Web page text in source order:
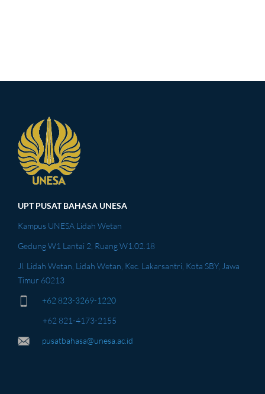
UPT PUSAT BAHASA UNESA
Kampus UNESA Lidah Wetan
Gedung W1 Lantai 2, Ruang W1.02.18
Jl. Lidah Wetan, Lidah Wetan, Kec. Lakarsantri, Kota SBY, Jawa
Timur 60213
+62 823-3269-1220
+62 821-4173-2155
pusatbahasa@unesa.ac.id